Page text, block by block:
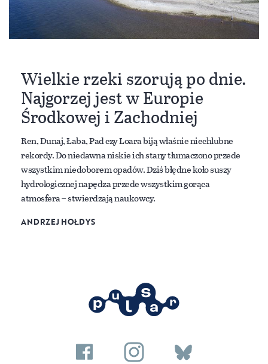
Wielkie rzeki szorują po dnie.
Najgorzej jest w Europie
Środkowej i Zachodniej
Ren, Dunaj, Łaba, Pad czy Loara biją właśnie niechlubne
rekordy. Do niedawna niskie ich stany tłumaczono przede
wszystkim niedoborem opadów. Dziś błędne koło suszy
hydrologicznej napędza przede wszystkim gorąca
atmosfera – stwierdzają naukowcy.
ANDRZEJ HOŁDYS